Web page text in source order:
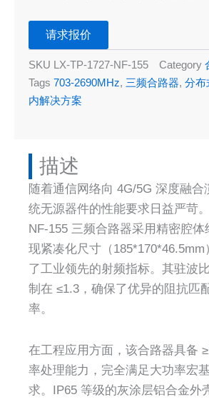
请求报价
SKU LX-TP-1727-NF-155 Category
Tags 703-2690MHz, 三频合路器, 分布
内解决方案
描述​
随着通信网络向 4G/5G 深度融合
统无源器件的性能要求日益严苛
NF-155 三频合路器采用精密腔体
现紧凑化尺寸（
了工业领先的射频指标。其驻波
制在 ≤1.3，确保了优异的阻抗匹
率。
在工程应用方面，该合路器具备
率处理能力，完全满足大功率宏
求。IP65 等级的灰涂层铝合金外